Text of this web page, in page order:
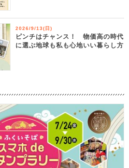
2026/9/13(日)
ピンチはチャンス！ 物価高の時代
に選ぶ地球も私も心地いい暮らし方